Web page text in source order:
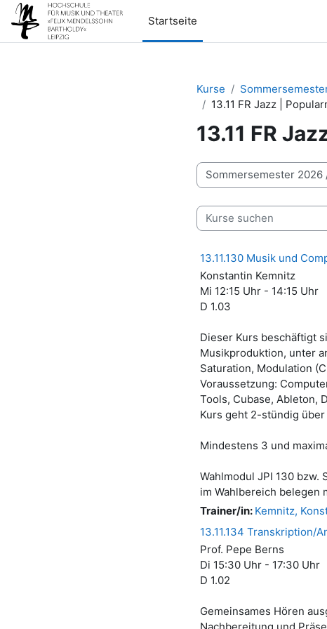
Zum Hauptinhalt
Startseite
Kurse
13.11 FR Jazz |
13.11 FR
Kursbereiche
Kurse suchen
13.11.130 Musik und
Konstantin Kemnitz
Mi 12:15 Uhr - 14:15 Uhr
D 1.03
Dieser Kurs beschäftigt
Musikproduktion, unter
Saturation, Modulation
Voraussetzung:
Tools, Cubase, Ableton,
Kurs geht 2-stündig über
Mindestens 3 und
Wahlmodul JPI 130 bzw.
im Wahlbereich belegen
Trainer/in: Kemnitz,
13.11.134 Transkription/
Prof. Pepe Berns
Di 15:30 Uhr - 17:30 Uhr
D 1.02
Gemeinsames Hören